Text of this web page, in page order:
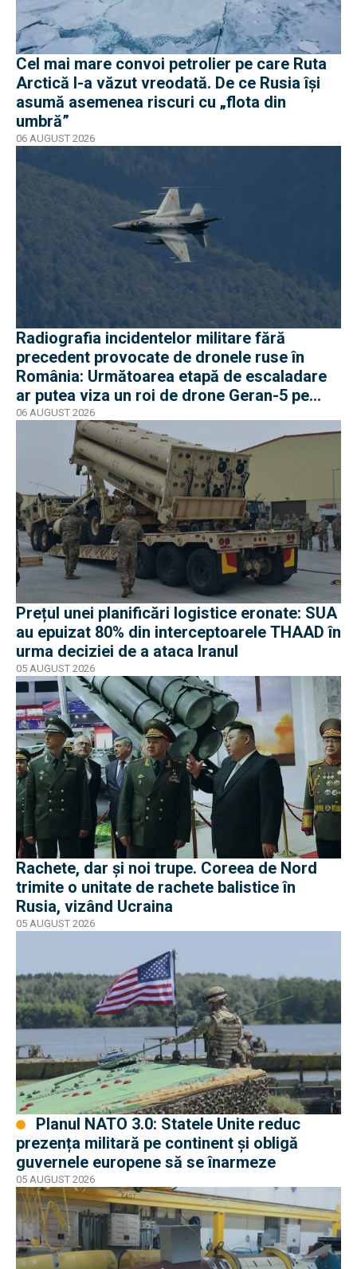
Cel mai mare convoi petrolier pe care Ruta
Arctică l-a văzut vreodată. De ce Rusia își
asumă asemenea riscuri cu „flota din
umbră”
06 AUGUST 2026
Radiografia incidentelor militare fără
precedent provocate de dronele ruse în
România: Următoarea etapă de escaladare
ar putea viza un roi de drone Geran-5 pe
direcția Galați-Reni
06 AUGUST 2026
Prețul unei planificări logistice eronate: SUA
au epuizat 80% din interceptoarele THAAD în
urma deciziei de a ataca Iranul
05 AUGUST 2026
Rachete, dar și noi trupe. Coreea de Nord
trimite o unitate de rachete balistice în
Rusia, vizând Ucraina
05 AUGUST 2026
prezența militară pe continent și obligă
guvernele europene să se înarmeze
05 AUGUST 2026